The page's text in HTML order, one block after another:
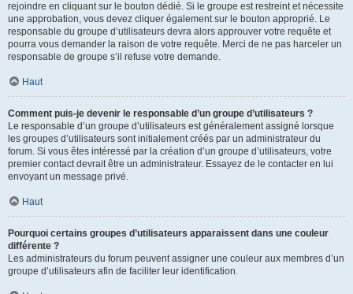
rejoindre en cliquant sur le bouton dédié. Si le groupe est restreint et nécessite
une approbation, vous devez cliquer également sur le bouton approprié. Le
responsable du groupe d’utilisateurs devra alors approuver votre requête et
pourra vous demander la raison de votre requête. Merci de ne pas harceler un
responsable de groupe s’il refuse votre demande.
Haut
Comment puis-je devenir le responsable d’un groupe d’utilisateurs ?
Le responsable d’un groupe d’utilisateurs est généralement assigné lorsque
les groupes d’utilisateurs sont initialement créés par un administrateur du
forum. Si vous êtes intéressé par la création d’un groupe d’utilisateurs, votre
premier contact devrait être un administrateur. Essayez de le contacter en lui
envoyant un message privé.
Haut
Pourquoi certains groupes d’utilisateurs apparaissent dans une couleur
différente ?
Les administrateurs du forum peuvent assigner une couleur aux membres d’un
groupe d’utilisateurs afin de faciliter leur identification.